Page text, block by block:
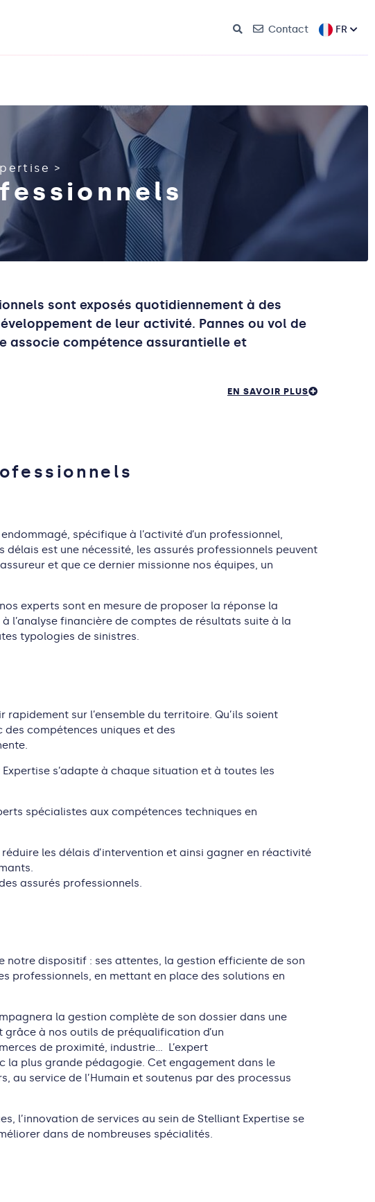
Contact FR
>
sont exposés quotidiennement à des
de leur activité. Pannes ou vol de
associe compétence assurantielle et
EN SAVOIR PLUS
spécifique à l’activité d’un professionnel,
est une nécessité, les assurés professionnels peuvent
et que ce dernier missionne nos équipes, un
experts sont en mesure de proposer la réponse la
l’analyse financière de comptes de résultats suite à la
typologies de sinistres.
sur l’ensemble du territoire. Qu’ils soient
compétences uniques et des
s’adapte à chaque situation et à toutes les
spécialistes aux compétences techniques en
les délais d’intervention et ainsi gagner en réactivité
assurés professionnels.
notre dispositif : ses attentes, la gestion efficiente de son
professionnels, en mettant en place des solutions en
la gestion complète de son dossier dans une
à nos outils de préqualification d’un
de proximité, industrie… L’expert
la plus grande pédagogie. Cet engagement dans le
service de l’Humain et soutenus par des processus
l’innovation de services au sein de Stelliant Expertise se
dans de nombreuses spécialités.